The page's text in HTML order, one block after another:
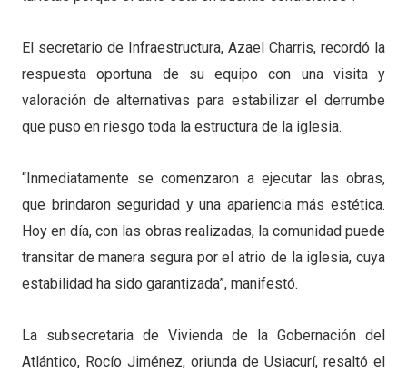
El secretario de Infraestructura, Azael Charris, recordó la
respuesta oportuna de su equipo con una visita y
valoración de alternativas para estabilizar el derrumbe
que puso en riesgo toda la estructura de la iglesia.
“Inmediatamente se comenzaron a ejecutar las obras,
que brindaron seguridad y una apariencia más estética.
Hoy en día, con las obras realizadas, la comunidad puede
transitar de manera segura por el atrio de la iglesia, cuya
estabilidad ha sido garantizada”, manifestó.
La subsecretaria de Vivienda de la Gobernación del
Atlántico, Rocío Jiménez, oriunda de Usiacurí, resaltó el